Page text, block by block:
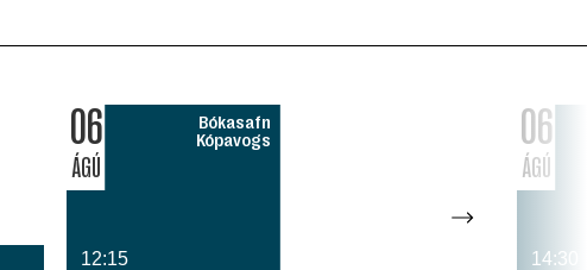
06
ÁGÚ
Bókasafn
Kópavogs
12:15
06
ÁGÚ
14:30